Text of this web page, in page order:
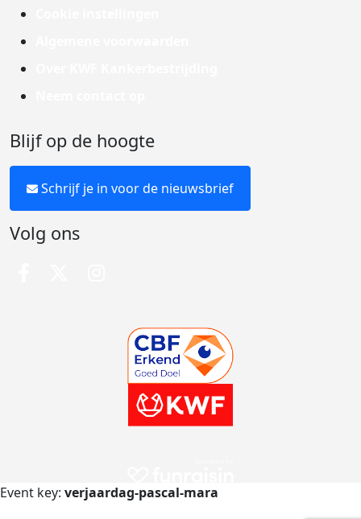
Blijf op de hoogte
Schrijf je in voor de nieuwsbrief
Volg ons
Event key: verjaardag-pascal-mara